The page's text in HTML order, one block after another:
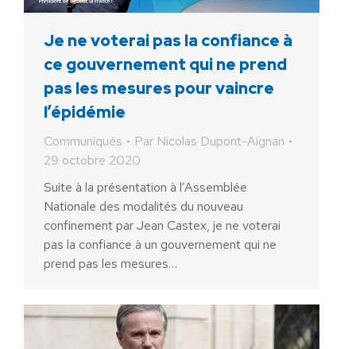
Je ne voterai pas la confiance à
ce gouvernement qui ne prend
pas les mesures pour vaincre
l’épidémie
Communiqués Par Nicolas Dupont-Aignan
29 octobre 2020
Suite à la présentation à l’Assemblée
Nationale des modalités du nouveau
confinement par Jean Castex, je ne voterai
pas la confiance à un gouvernement qui ne
prend pas les mesures…